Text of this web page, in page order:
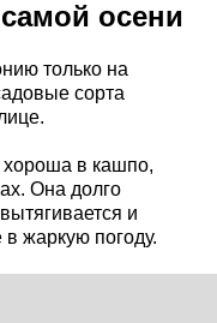
осени
только на
сорта
хороша в кашпо,
Она долго
и
жаркую погоду.